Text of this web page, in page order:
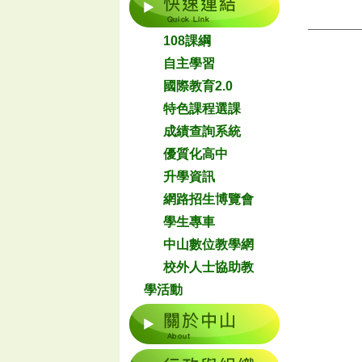
108課綱
自主學習
國際教育2.0
特色課程選課
成績查詢系統
優質化高中
升學資訊
網路招生博覽會
學生專車
中山數位教學網
校外人士協助教
學活動